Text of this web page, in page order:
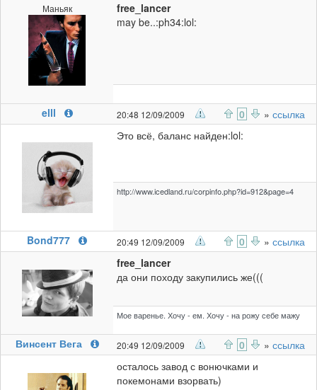
Маньяк
free_lancer
may be..:ph34:lol:
elll 20:48 12/09/2009 0 » ссылка
Это всё, баланс найден:lol:
http://www.icedland.ru/corpinfo.php?id=912&page=4
Bond777 20:49 12/09/2009 0 » ссылка
free_lancer
да они походу закупились же(((
Мое варенье. Хочу - ем. Хочу - на рожу себе мажу
Винсент Вега 20:49 12/09/2009 0 » ссылка
осталось завод с вонючками и
покемонами взорвать)